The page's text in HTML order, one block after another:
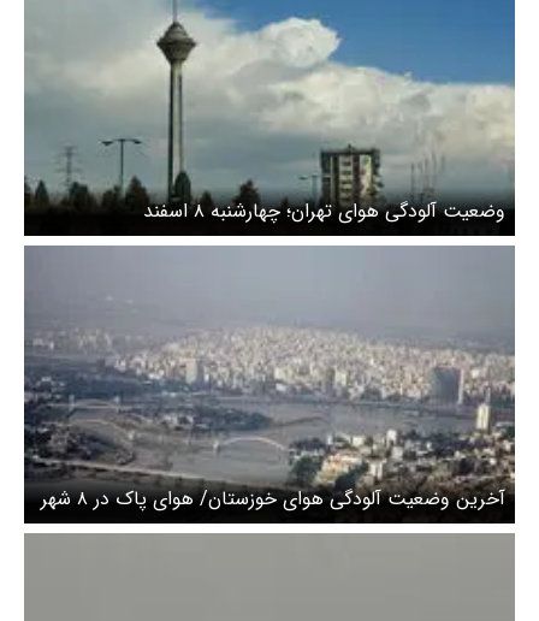
وضعیت آلودگی هوای تهران؛ چهارشنبه ۸ اسفند
آخرین وضعیت آلودگی هوای خوزستان/ هوای پاک در ۸ شهر